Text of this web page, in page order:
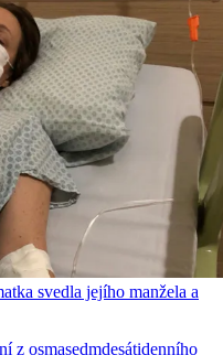
svedla jejího manžela a
z osmasedmdesátidenního